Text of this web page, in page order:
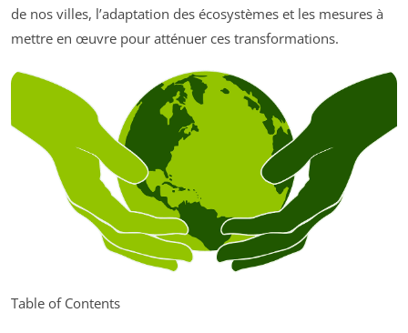
de nos villes, l’adaptation des écosystèmes et les mesures à
mettre en œuvre pour atténuer ces transformations.
Table of Contents